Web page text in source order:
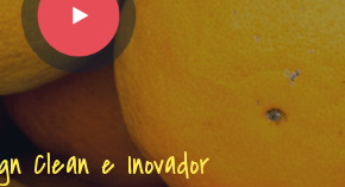
Clean e Inovador